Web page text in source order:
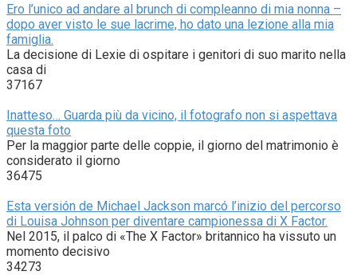
Ero l’unico ad andare al brunch di compleanno di mia nonna –
dopo aver visto le sue lacrime, ho dato una lezione alla mia
famiglia.
La decisione di Lexie di ospitare i genitori di suo marito nella
casa di
37167
Inatteso… Guarda più da vicino, il fotografo non si aspettava
questa foto
Per la maggior parte delle coppie, il giorno del matrimonio è
considerato il giorno
36475
Esta versión de Michael Jackson marcó l’inizio del percorso
di Louisa Johnson per diventare campionessa di X Factor.
Nel 2015, il palco di «The X Factor» britannico ha vissuto un
momento decisivo
34273